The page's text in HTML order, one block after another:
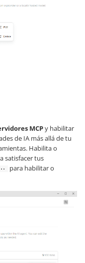
MCPy habilitar
de IA más allá de tu
Habilita o
satisfacer tus
para habilitar o